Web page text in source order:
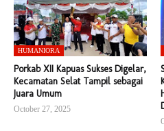
HUMANIORA
Porkab XII Kapuas Sukses Digelar,
Kecamatan Selat Tampil sebagai
Juara Umum
October 27, 2025